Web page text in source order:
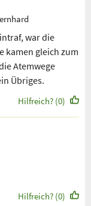
war die
kamen gleich zum
Atemwege
Übriges.
Hilfreich? (0)
Hilfreich? (0)